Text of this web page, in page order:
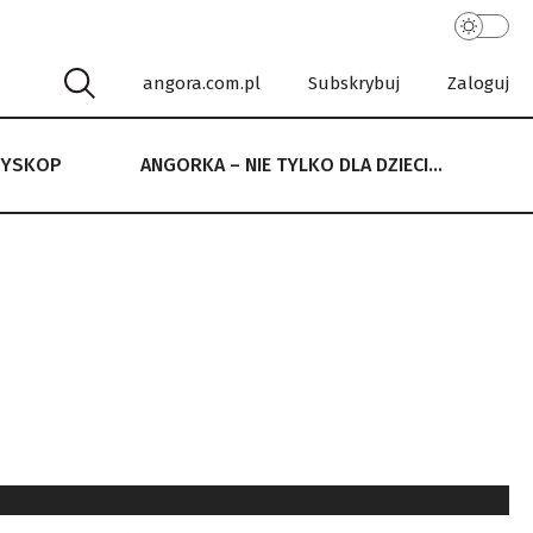
angora.com.pl Subskrybuj Zaloguj
ANGORKA – NIE TYLKO DLA DZIECI…
NIE TYLKO DLA DZIECI…